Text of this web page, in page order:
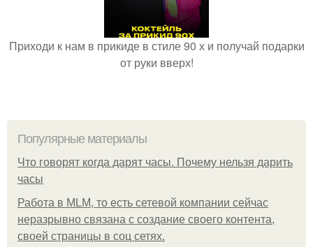
Приходи к нам в прикиде в стиле 90 х и получай подарки
от руки вверх!
Популярные материалы
Что говорят когда дарят часы. Почему нельзя дарить
часы
Работа в MLM, то есть сетевой компании сейчас
неразрывно связана с создание своего контента,
своей страницы в соц сетях.